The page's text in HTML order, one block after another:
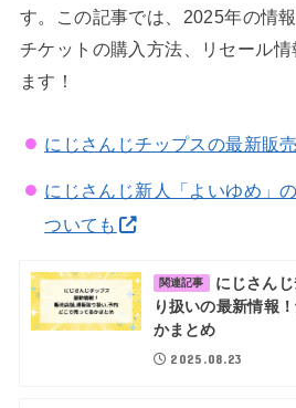
す。この記事では、2025年の情
チケットの購入方法、リセール
ます！
にじさんじチップスの最新販
にじさんじ新人「よいゆめ」
ついても
関連記事
にじさん
り扱いの最新情報
かまとめ
2025.08.23